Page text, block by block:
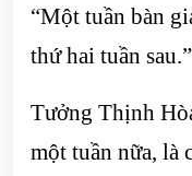
“Một tuần bàn
thứ hai tuần sau.”
Tưởng Thịnh
một tuần nữa, là